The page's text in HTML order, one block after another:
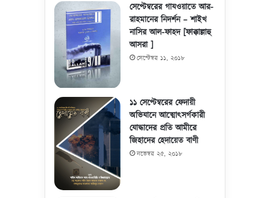
সেপ্টেম্বরের গাযওয়াতে আর-
রাহমানের নিদর্শন – শাইখ
নাসির আল-ফাহদ [ফাক্কাল্লাহু
আসরা ]
সেপ্টেম্বর ১১, ২০১৮
১১ সেপ্টেম্বরের ফেদায়ী
অভিযানে আত্মোৎসর্গকারী
যোদ্ধাদের প্রতি আমীরে
জিহাদের হেদায়েত বাণী
নভেম্বর ২৫, ২০১৮